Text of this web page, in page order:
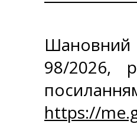
Шановний
98/2026,
https://